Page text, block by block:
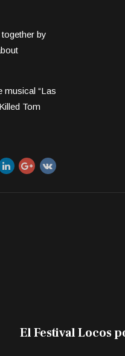
by
musical “Las
Tom
El Festival Locos